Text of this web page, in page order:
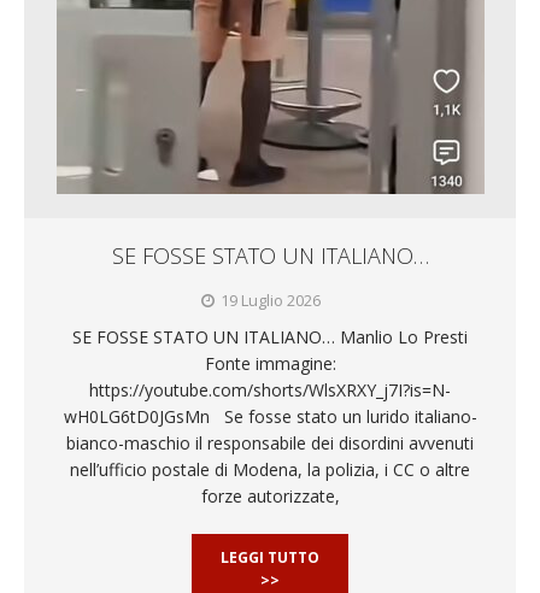
SE FOSSE STATO UN ITALIANO…
19 Luglio 2026
SE FOSSE STATO UN ITALIANO… Manlio Lo Presti
Fonte immagine:
https://youtube.com/shorts/WlsXRXY_j7I?is=N-
wH0LG6tD0JGsMn Se fosse stato un lurido italiano-
bianco-maschio il responsabile dei disordini avvenuti
nell’ufficio postale di Modena, la polizia, i CC o altre
forze autorizzate,
LEGGI TUTTO
>>